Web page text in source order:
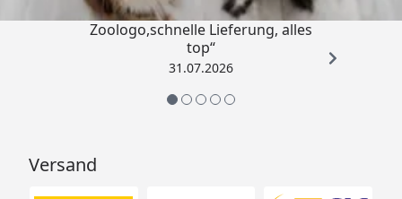
„Gute Erfahrung mit
Zoologo,schnelle Lieferung, alles
top“
31.07.2026
Versand